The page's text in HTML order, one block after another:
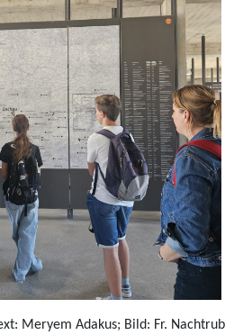
Meryem Adakus; Bild: Fr. Nachtrub